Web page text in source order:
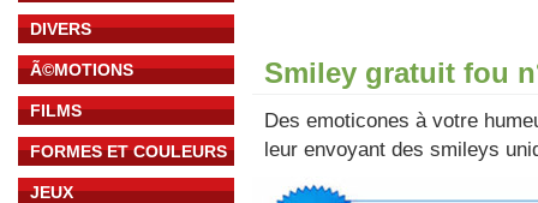
DIVERS
Ã©MOTIONS
FILMS
FORMES ET COULEURS
JEUX
Smiley gratuit fou
Des emoticones à votre
leur envoyant des smileys